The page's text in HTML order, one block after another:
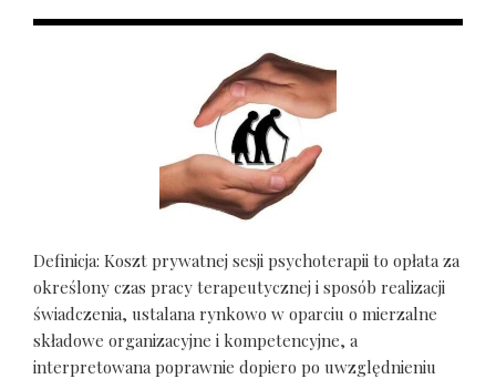
Definicja: Koszt prywatnej sesji psychoterapii to opłata za
określony czas pracy terapeutycznej i sposób realizacji
świadczenia, ustalana rynkowo w oparciu o mierzalne
składowe organizacyjne i kompetencyjne, a
interpretowana poprawnie dopiero po uwzględnieniu